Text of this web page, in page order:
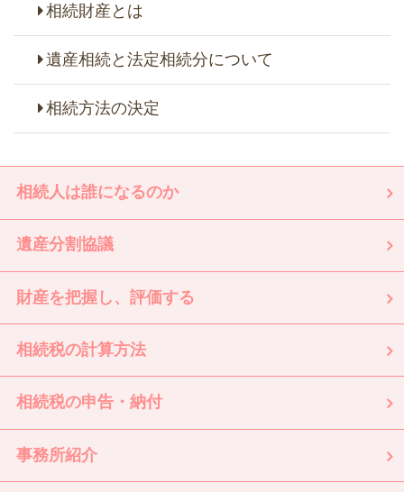
相続財産とは
遺産相続と法定相続分について
相続方法の決定
相続人は誰になるのか
遺産分割協議
財産を把握し、評価する
相続税の計算方法
相続税の申告・納付
事務所紹介